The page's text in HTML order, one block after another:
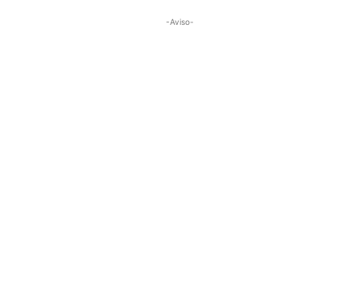
-Aviso-